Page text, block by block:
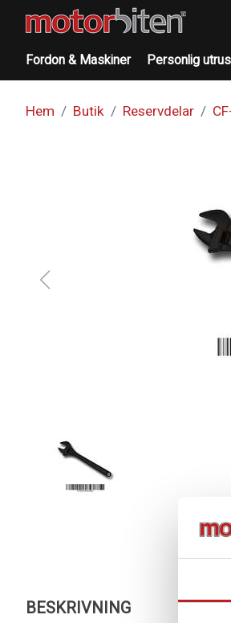
Fordon & Maskiner Personlig
Hem Butik Reservdelar
BESKRIVNING